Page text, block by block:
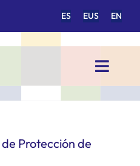
ES EUS EN
Toggle
Protección de